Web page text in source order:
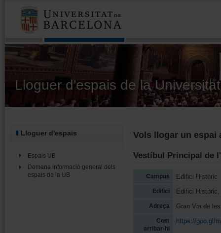
Lloguer d'espais de la
Lloguer d'espais
Espais UB
Demana informació general dels
espais de la UB
Vols llogar un espai
Vestíbul Principal de
Campus Edifici Històric
Edifici Edifici
Adreça Gran Via de
Com
arribar-hi
https://goo.gl/